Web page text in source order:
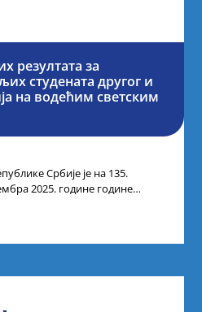
резултата за
студената другог и
на водећим светским
Србије је на 135.
2025. године године